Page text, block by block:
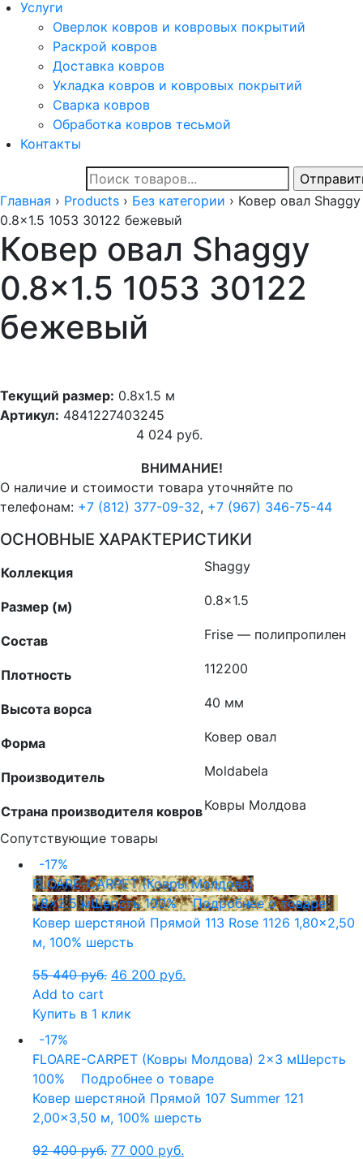
Услуги
Оверлок ковров и ковровых покрытий
Раскрой ковров
Доставка ковров
Укладка ковров и ковровых покрытий
Сварка ковров
Обработка ковров тесьмой
Контакты
Главная › Products › Без категории › Ковер овал Shaggy
0.8x1.5 1053 30122 бежевый
Ковер овал Shaggy
0.8×1.5 1053 30122
бежевый
Текущий размер: 0.8x1.5 м
Артикул: 4841227403245
4 024 руб.
ВНИМАНИЕ!
О наличие и стоимости товара уточняйте по
телефонам: +7 (812) 377-09-32, +7 (967) 346-75-44
ОСНОВНЫЕ ХАРАКТЕРИСТИКИ
Коллекция Shaggy
Размер (м) 0.8×1.5
Состав Frise — полипропилен
Плотность 112200
Высота ворса 40 мм
Форма Ковер овал
Производитель Moldabela
Страна производителя ковровКовры Молдова
Сопутствующие товары
-17%
FLOARE-CARPET (Ковры Молдова)
1.8x2.5 мШерсть 100%
Подробнее о товаре
Ковер шерстяной Прямой 113 Rose 1126 1,80×2,50
м, 100% шерсть
55 440руб. 46 200 руб.
Add to cart
Купить в 1 клик
-17%
FLOARE-CARPET (Ковры Молдова) 2x3 мШерсть
100%
Подробнее о товаре
Ковер шерстяной Прямой 107 Summer 121
2,00×3,50 м, 100% шерсть
92 400руб. 77 000 руб.